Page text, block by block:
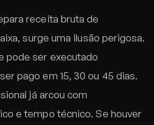
receita bruta de
surge uma ilusão perigosa.
pode ser executado
pago em 15, 30 ou 45 dias.
já arcou com
e tempo técnico. Se houver